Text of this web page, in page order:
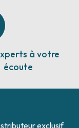
à votre
écoute
exclusif